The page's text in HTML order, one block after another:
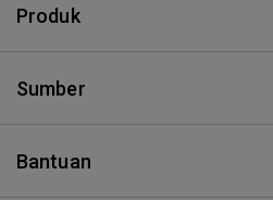
Produk
Sumber
Bantuan